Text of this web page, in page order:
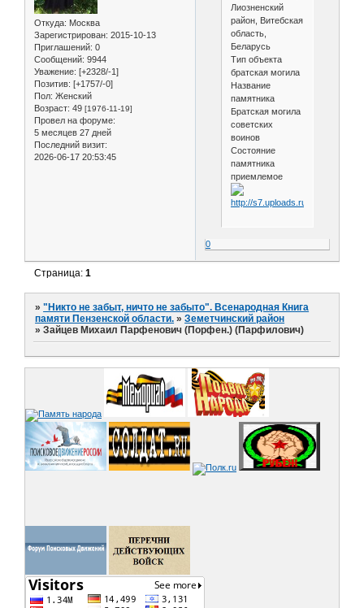
Откуда: Москва
Зарегистрирован: 2015-10-13
Приглашений: 0
Сообщений: 9944
Уважение: [+2328/-1]
Позитив: [+1757/-0]
Пол: Женский
Возраст: 49 [1976-11-19]
Провел на форуме:
5 месяцев 27 дней
Последний визит:
2026-06-17 20:53:45
Лиозненский
район, Витебская
область,
Беларусь
Тип объекта
братская могила
Название
памятника
Братская могила
советских
воинов
Состояние
памятника
приемлемое
0
Страница:1
»"Никто не забыт, ничто не забыто". Всенародная Книга
памяти Пензенской области. »Земетчинский район
»Зайцев Михаил Парфенович (Порфен.) (Парфилович)